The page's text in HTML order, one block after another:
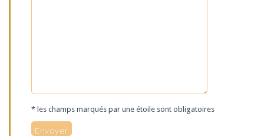
* les champs marqués par une étoile sont obligatoires